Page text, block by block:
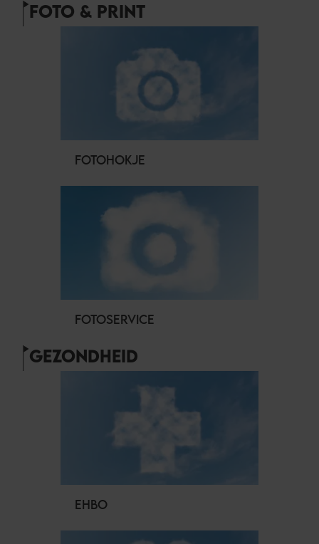
FOTO & PRINT
FOTOHOKJE
FOTOSERVICE
GEZONDHEID
EHBO